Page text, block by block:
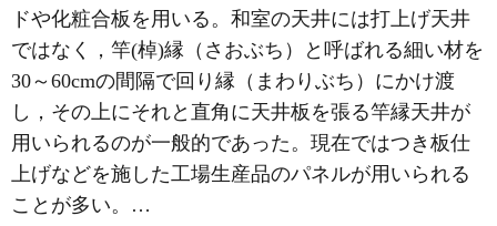
ドや化粧合板を用いる。和室の天井には打上げ天井
ではなく，竿(棹)縁（さおぶち）と呼ばれる細い材を
30～60cmの間隔で回り縁 （まわりぶち）にかけ渡
し，その上にそれと直角に天井板を張る竿縁天井が
用いられるのが一般的であった。現在ではつき板仕
上げなどを施した工場生産品のパネルが用いられる
ことが多い。…